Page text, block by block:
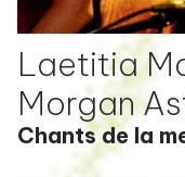
Laetitia
Morgan
Chants de la